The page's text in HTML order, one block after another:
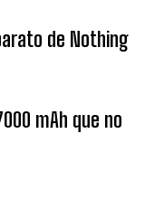
de Nothing
mAh que no